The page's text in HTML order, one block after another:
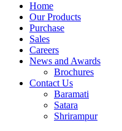
Home
Our Products
Purchase
Sales
Careers
News and Awards
Brochures
Contact Us
Baramati
Satara
Shrirampur